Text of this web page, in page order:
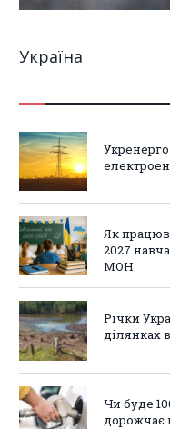
Україна
Як
2027
МОН
Річки
ділянках
Чи буде
дорожчає